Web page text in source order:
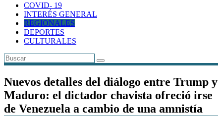
COVID- 19
INTERÉS GENERAL
REGIONALES
DEPORTES
CULTURALES
Nuevos detalles del diálogo entre Trump y
Maduro: el dictador chavista ofreció irse
de Venezuela a cambio de una amnistía